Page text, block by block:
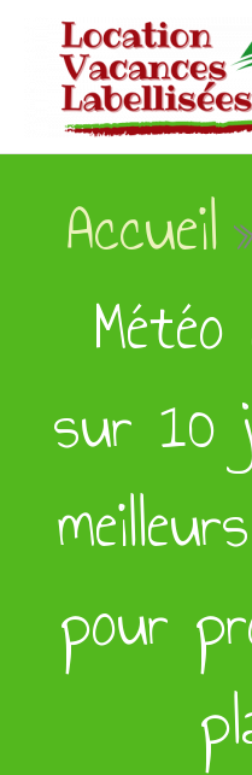
Accueil
sur 10
pour